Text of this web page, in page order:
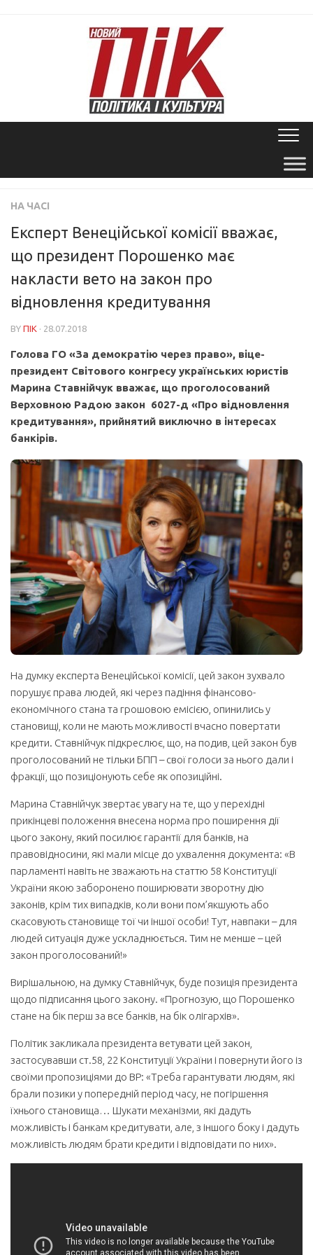
НА ЧАСІ
Експерт Венеційської комісії вважає,
що президент Порошенко має
накласти вето на закон про
відновлення кредитування
BY ПІК · 28.07.2018
Голова ГО «За демократію через право», віце-
президент Світового конгресу українських юристів
Марина Ставнійчук вважає, що проголосований
Верховною Радою закон 6027-д «Про відновлення
кредитування», прийнятий виключно в інтересах
банкірів.
На думку експерта Венеційської комісії, цей закон зухвало
порушує права людей, які через падіння фінансово-
економічного стана та грошовою емісією, опинились у
становищі, коли не мають можливості вчасно повертати
кредити. Ставнійчук підкреслює, що, на подив, цей закон був
проголосований не тільки БПП – свої голоси за нього дали і
фракції, що позиціонують себе як опозиційні.
Марина Ставнійчук звертає увагу на те, що у перехідні
прикінцеві положення внесена норма про поширення дії
цього закону, який посилює гарантії для банків, на
правовідносини, які мали місце до ухвалення документа: «В
парламенті навіть не зважають на статтю 58 Конституції
України якою заборонено поширювати зворотну дію
законів, крім тих випадків, коли вони пом’якшують або
скасовують становище тої чи іншої особи! Тут, навпаки – для
людей ситуація дуже ускладнюється. Тим не менше – цей
закон проголосований!»
Вирішальною, на думку Ставнійчук, буде позиція президента
щодо підписання цього закону. «Прогнозую, що Порошенко
стане на бік перш за все банків, на бік олігархів».
Політик закликала президента ветувати цей закон,
застосувавши ст.58, 22 Конституції України і повернути його із
своїми пропозиціями до ВР: «Треба гарантувати людям, які
брали позики у попередній період часу, не погіршення
їхнього становища… Шукати механізми, які дадуть
можливість і банкам кредитувати, але, з іншого боку і дадуть
можливість людям брати кредити і відповідати по них».